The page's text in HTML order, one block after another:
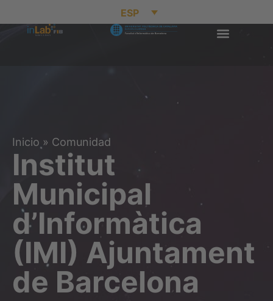
ESP
Inicio » Comunidad
Institut
Municipal
d’Informàtica
(IMI) Ajuntament
de Barcelona